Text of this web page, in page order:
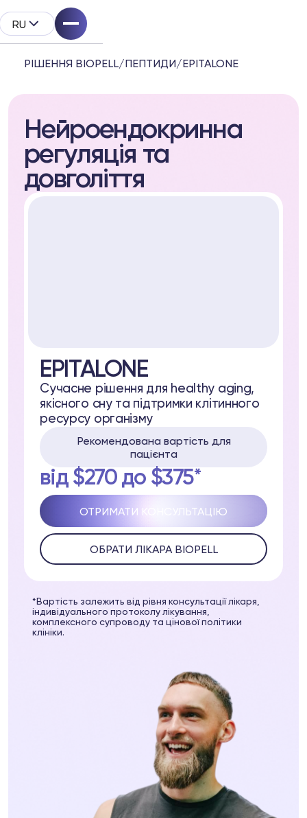
RU
Telegram
Нейроендокринна
регуляція та
довголіття
EPITALONE
Сучасне рішення для healthy aging,
якісного сну та підтримки клітинного
ресурсу організму
Рекомендована вартість для
пацієнта
від $270 до $375*
ОТРИМАТИ КОНСУЛЬТАЦІЮ
ОБРАТИ ЛІКАРА BIOPELL
*Вартість залежить від рівня консультації лікаря,
індивідуального протоколу лікування,
комплексного супроводу та цінової політики
клініки.
РІШЕННЯ BIOPELL/ ПЕПТИДИ/ EPITALONE